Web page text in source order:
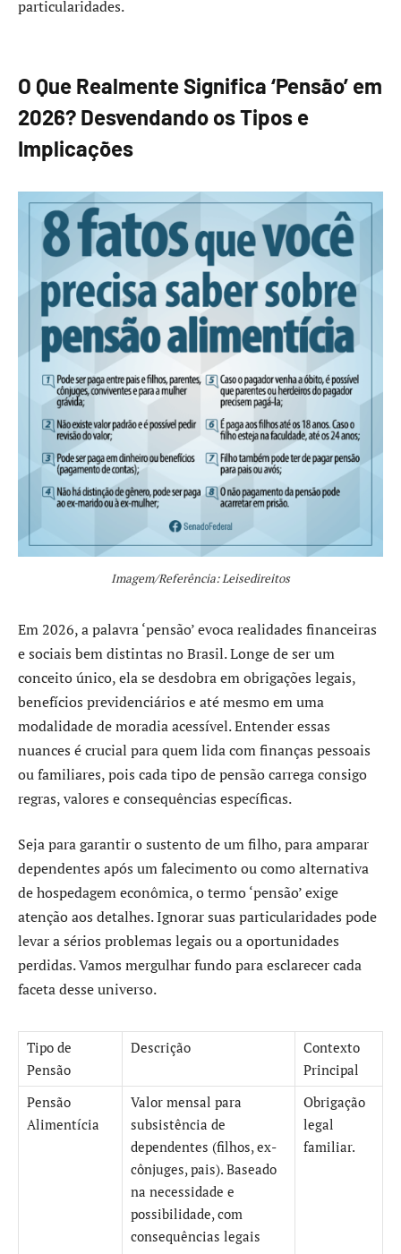
particularidades.
O Que Realmente Significa ‘Pensão’ em
2026? Desvendando os Tipos e
Implicações
Imagem/Referência: Leisedireitos
Em 2026, a palavra ‘pensão’ evoca realidades financeiras
e sociais bem distintas no Brasil. Longe de ser um
conceito único, ela se desdobra em obrigações legais,
benefícios previdenciários e até mesmo em uma
modalidade de moradia acessível. Entender essas
nuances é crucial para quem lida com finanças pessoais
ou familiares, pois cada tipo de pensão carrega consigo
regras, valores e consequências específicas.
Seja para garantir o sustento de um filho, para amparar
dependentes após um falecimento ou como alternativa
de hospedagem econômica, o termo ‘pensão’ exige
atenção aos detalhes. Ignorar suas particularidades pode
levar a sérios problemas legais ou a oportunidades
perdidas. Vamos mergulhar fundo para esclarecer cada
faceta desse universo.
Tipo de
Pensão
Descrição
Contexto
Principal
Pensão
Alimentícia
Valor mensal para
subsistência de
dependentes (filhos, ex-
cônjuges, pais). Baseado
na necessidade e
possibilidade, com
consequências legais
Obrigação
legal
familiar.